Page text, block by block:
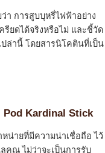
า การสูบบุหรี่ไฟฟ้าอย่าง
รียดได้จริงหรือไม่ และชี้วัด
ปล่านี้ โดยสารนิโคตินที่เป็น
Pod Kardinal Stick
หน่ายที่มีความน่าเชื่อถือ ไว้
ลคุณ ไม่ว่าจะเป็นการรับ